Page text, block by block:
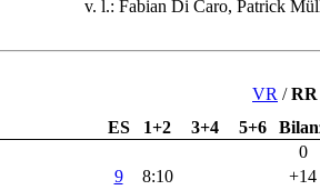
v. l.: Fabian Di Caro, Patrick
VR /RR
ES 1+2 3+4 5+6
0
9 8:10
+14